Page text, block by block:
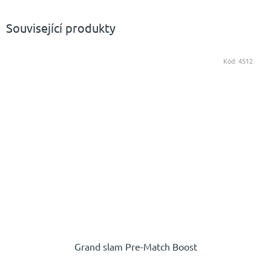
Související produkty
Grand slam Pre-Match Boost
Kód: 4512